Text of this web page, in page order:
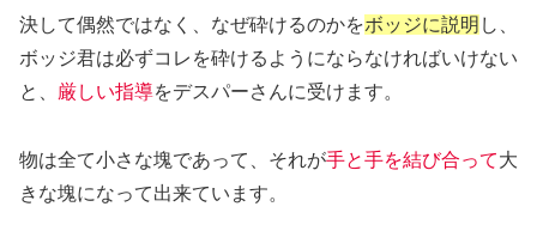
決して偶然ではなく、なぜ砕けるのかをボッジに説明 し、
ボッジ君は必ずコレを砕けるようにならなければいけない
と、 厳しい指導をデスパーさんに受けます。
物は全て小さな塊であって、それが手と手を結び合って大
きな塊になって出来ています。